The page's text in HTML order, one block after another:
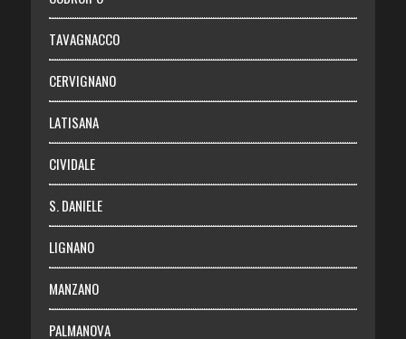
Chi siamo
Abbonati
Login
TAVAGNACCO
CERVIGNANO
LATISANA
CIVIDALE
S. DANIELE
LIGNANO
MANZANO
PALMANOVA